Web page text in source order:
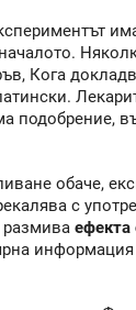
Кога
подобрение,
обаче,
с
размива ефекта